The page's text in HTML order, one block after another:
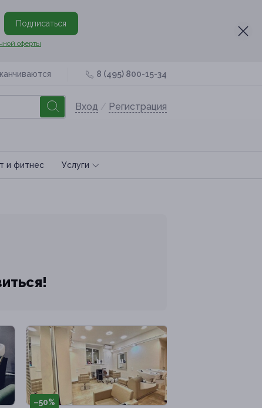
Подписаться
оферты
8 (495) 800-15-34
Вход / Регистрация
и фитнес Услуги
–50%